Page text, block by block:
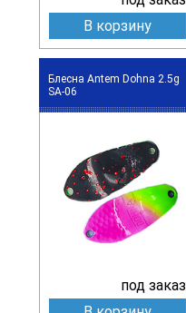
В корзину
Блесна Antem Dohna 2.5g
SA-06
под заказ